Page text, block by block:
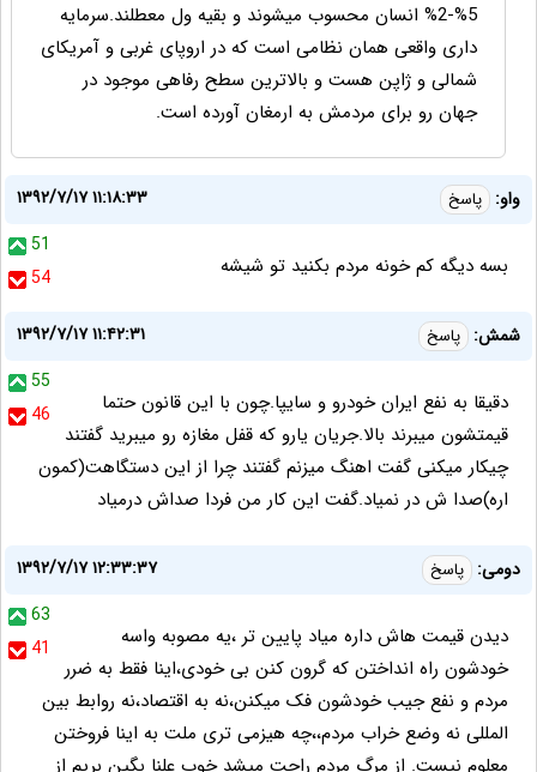
5%-2% انسان محسوب میشوند و بقیه ول معطلند.سرمایه
داری واقعی همان نظامی است که در اروپای غربی و آمریکای
شمالی و ژاپن هست و بالاترین سطح رفاهی موجود در
جهان رو برای مردمش به ارمغان آورده است.
واو: پاسخ
۱۳۹۲/۷/۱۷ ۱۱:۱۸:۳۳
51
54
بسه دیگه کم خونه مردم بکنید تو شیشه
شمش: پاسخ
۱۳۹۲/۷/۱۷ ۱۱:۴۲:۳۱
55
46
دقیقا به نفع ایران خودرو و سایپا.چون با این قانون حتما
قیمتشون میبرند بالا.جریان یارو که قفل مغازه رو میبرید گفتند
چیکار میکنی گفت اهنگ میزنم گفتند چرا از این دستگاهت(کمون
اره)صدا ش در نمیاد.گفت این کار من فردا صداش درمیاد
دومی: پاسخ
۱۳۹۲/۷/۱۷ ۱۲:۳۳:۳۷
63
41
دیدن قیمت هاش داره میاد پایین تر ،یه مصوبه واسه
خودشون راه انداختن که گرون کنن بی خودی،اینا فقط به ضرر
مردم و نفع جیب خودشون فک میکنن،نه به اقتصاد،نه روابط بین
المللی نه وضع خراب مردم،،چه هیزمی تری ملت به اینا فروختن
معلوم نیست. از مرگ مردم راحت میشد خوب علنا بگین بریم از